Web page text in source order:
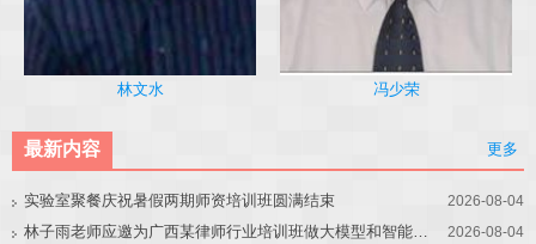
林文水 冯少荣
最新内容 更多
实验室聚餐庆祝暑假两期师资培训班圆满结束 2026-08-04
林子雨老师应邀为广西某律师行业培训班做大模型和智能体讲座 2026-08-04